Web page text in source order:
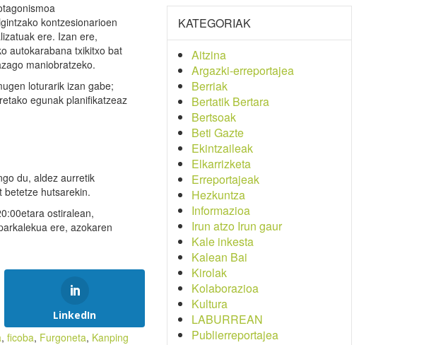
kontzesionarioen
ere. Izan ere,
autokarabana txikitxo bat
maniobratzeko.
loturarik izan gabe;
egunak planifikatzeaz
du, aldez aurretik
betetze hutsarekin.
ostiralean,
ere, azokaren
LinkedIn
, ficoba, Furgoneta, Kanping
KATEGORIAK
Aitzina
Argazki-erreportajea
Berriak
Bertatik Bertara
Bertsoak
Beti Gazte
Ekintzaileak
Elkarrizketa
Erreportajeak
Hezkuntza
Informazioa
Irun atzo Irun gaur
Kale inkesta
Kalean Bai
Kirolak
Kolaborazioa
Kultura
LABURREAN
Publierreportajea